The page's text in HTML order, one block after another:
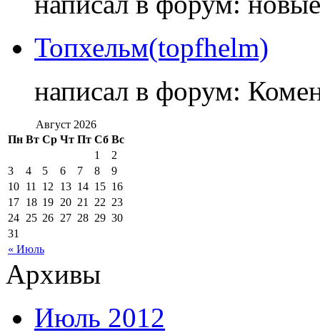
Топхельм(topfhelm)
написал в форум:
Август 2026
Пн Вт Ср Чт Пт Сб Вс
« Июль
1
2
3
4 5 6 7 8
9
10 11 12 13 14 15 16
17 18 19 20 21 22 23
24 25 26 27 28 29 30
31
Архивы
Июль 2012